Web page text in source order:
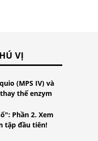
VỊ
(MPS IV) và
thế enzym
Phần 2. Xem
tập đầu tiên!